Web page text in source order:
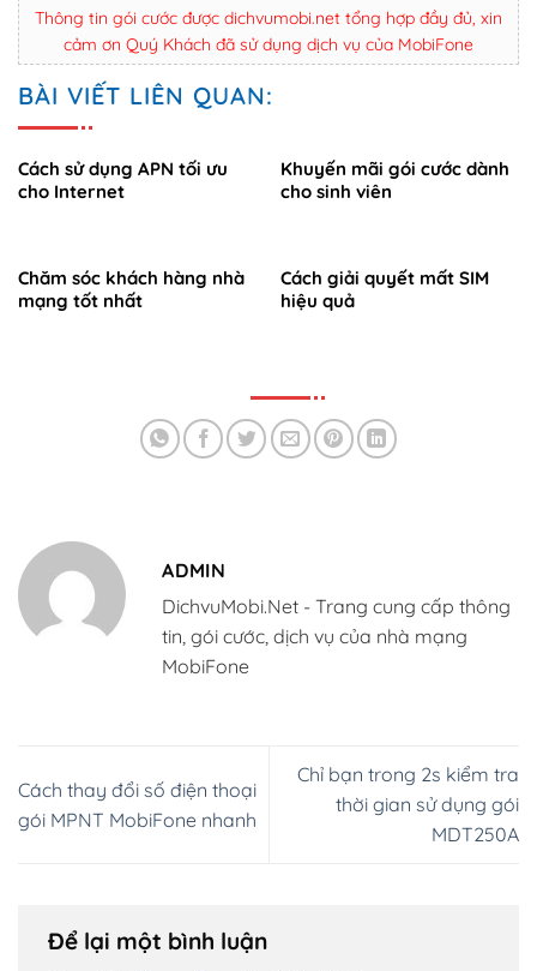
Thông tin gói cước được dichvumobi.net tổng hợp đầy đủ, xin
cảm ơn Quý Khách đã sử dụng dịch vụ của MobiFone
BÀI VIẾT LIÊN QUAN:
Cách sử dụng APN tối ưu
cho Internet
Khuyến mãi gói cước dành
cho sinh viên
Chăm sóc khách hàng nhà
mạng tốt nhất
Cách giải quyết mất SIM
hiệu quả
ADMIN
DichvuMobi.Net - Trang cung cấp thông
tin, gói cước, dịch vụ của nhà mạng
MobiFone
Cách thay đổi số điện thoại
gói MPNT MobiFone nhanh
Chỉ bạn trong 2s kiểm tra
thời gian sử dụng gói
MDT250A
Để lại một bình luận